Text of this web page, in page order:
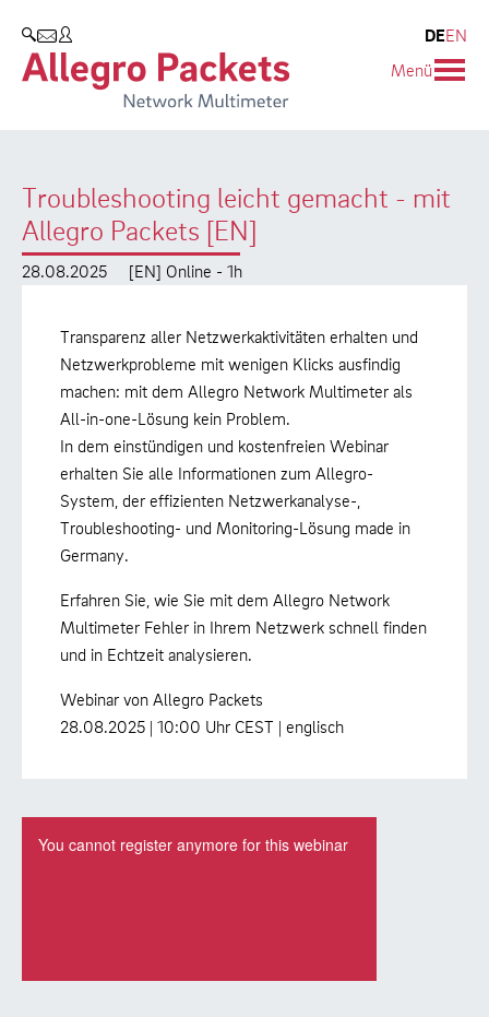
SUCHEN
DEEN
Menü
Troubleshooting leicht gemacht - mit
Allegro Packets [EN]
28.08.2025 [EN] Online - 1h
Transparenz aller Netzwerkaktivitäten erhalten und
Netzwerkprobleme mit wenigen Klicks ausfindig
machen: mit dem Allegro Network Multimeter als
All-in-one-Lösung kein Problem.
In dem einstündigen und kostenfreien Webinar
erhalten Sie alle Informationen zum Allegro-
System, der effizienten Netzwerkanalyse-,
Troubleshooting- und Monitoring-Lösung made in
Germany.
Erfahren Sie, wie Sie mit dem Allegro Network
Multimeter Fehler in Ihrem Netzwerk schnell finden
und in Echtzeit analysieren.
Webinar von Allegro Packets
28.08.2025 | 10:00 Uhr CEST | englisch
Allegro Network Multimeter
Produktübersicht
Use Cases
Whitepaper
Case Studies
Support
Produkt-Handbuch
Training
Unternehmen
Partner
Umweltschutz
Karriere